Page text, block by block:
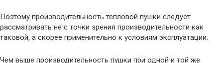
Поэтому производительность тепловой пушки следует
рассматривать не с точки зрения производительности как
таковой, а скорее применительно к условиям эксплуатации.
Чем выше производительность пушки при одной и той же